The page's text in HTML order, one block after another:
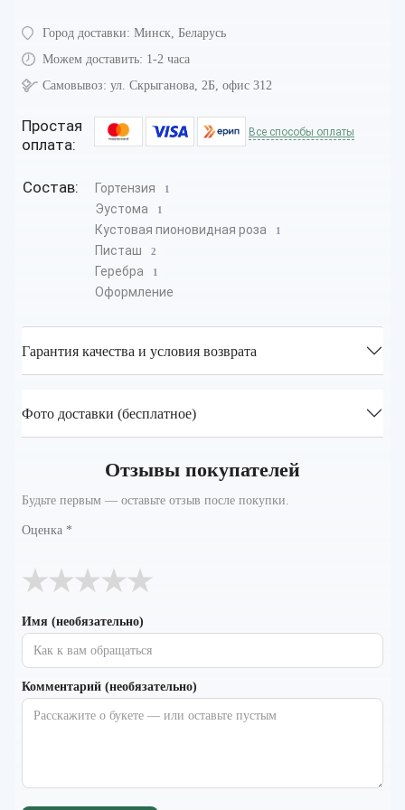
Город доставки: Минск, Беларусь
Можем доставить: 1-2 часа
Самовывоз: ул. Скрыганова, 2Б, офис 312
Простая
оплата:
Все способы оплаты
Состав: Гортензия 1
Эустома 1
Кустовая пионовидная роза 1
Писташ 2
Геребра 1
Оформление
Гарантия качества и условия возврата
Фото доставки (бесплатное)
Отзывы покупателей
Будьте первым — оставьте отзыв после покупки.
Оценка *
★
★
★
★
★
Имя (необязательно)
Комментарий (необязательно)